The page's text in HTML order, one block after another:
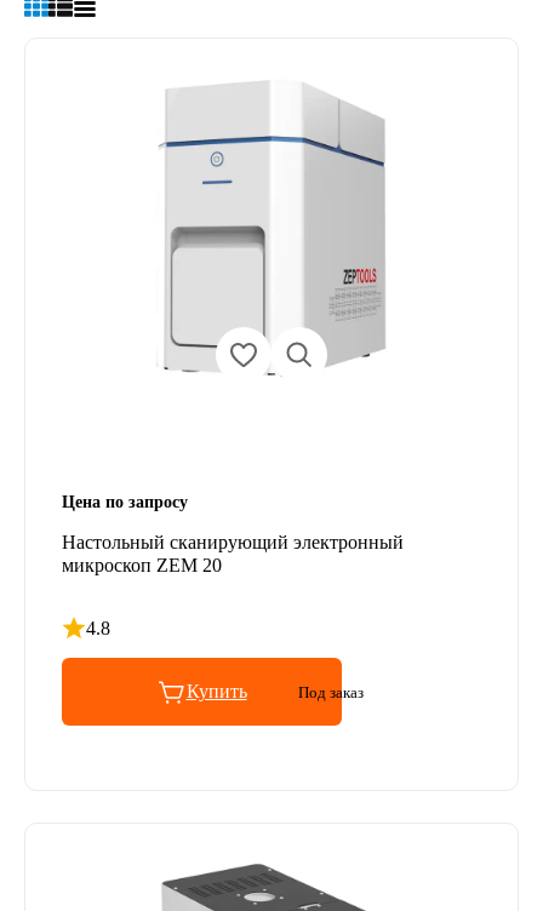
Цена по запросу
Настольный сканирующий электронный
микроскоп ZEM 20
4.8
Рейтинг 4.8 из 5
Купить Под заказ